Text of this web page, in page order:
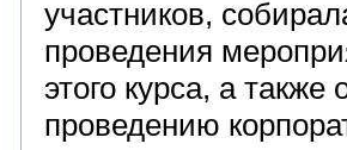
участников,
проведения
этого курса, а
проведению